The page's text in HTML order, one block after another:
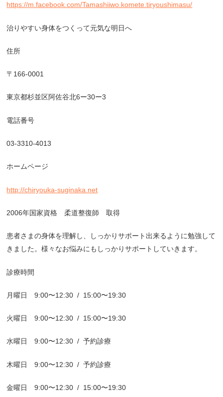
https://m.facebook.com/Tamashiiwo.komete.tiryoushimasu/
治りやすい身体をつくって元気な明日へ
住所
〒 166-0001
東京都杉並区阿佐谷北6ー30ー3
電話番号
03-3310-4013
ホームページ
http://chiryouka-suginaka.net
2006年国家資格 柔道整復師 取得
患者さまの身体を理解し、しっかりサポート出来るように勉強して
きました。様々なお悩みにもしっかりサポートしていきます。
診療時間
月曜日9:00〜12:30 / 15:00〜19:30
火曜日9:00〜12:30 / 15:00〜19:30
水曜日9:00〜12:30 / 予約診療
木曜日9:00〜12:30 / 予約診療
金曜日9:00〜12:30 / 15:00〜19:30